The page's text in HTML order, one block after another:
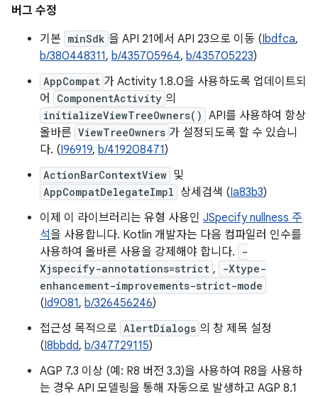
버그 수정
기본 minSdk 을 API 21에서 API 23으로 이동 (Ibdfca,
b/380448311, b/435705964, b/435705223)
AppCompat 가 Activity 1.8.0을 사용하도록 업데이트되
어
ComponentActivity 의
initializeViewTreeOwners() API를 사용하여 항상
올바른 ViewTreeOwners 가 설정되도록 할 수 있습니
다. (I96919, b/419208471)
ActionBarContextView 및
AppCompatDelegateImpl 상세검색 (Ia83b3)
이제 이 라이브러리는 유형 사용인 JSpecify nullness 주
석을 사용합니다. Kotlin 개발자는 다음 컴파일러 인수를
사용하여 올바른 사용을 강제해야 합니다.
-
Xjspecify-annotations=strict ,
-Xtype-
enhancement-improvements-strict-mode
(Id9081, b/326456246)
접근성 목적으로 AlertDialogs 의 창 제목 설정
(I8bbdd, b/347729115)
AGP 7.3 이상 (예: R8 버전 3.3)을 사용하여 R8을 사용하
는 경우 API 모델링을 통해 자동으로 발생하고 AGP 8.1